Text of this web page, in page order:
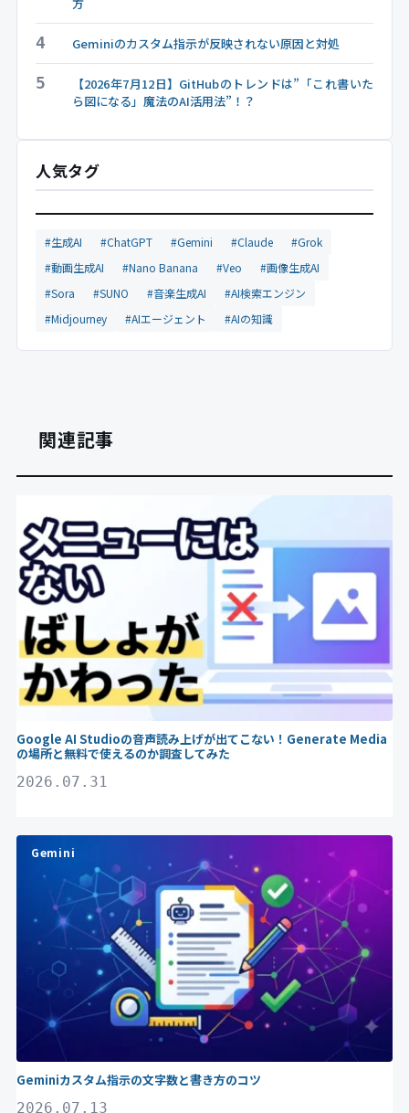
方
4 Geminiのカスタム指示が反映されない原因と対処
5
【2026年7月12日】GitHubのトレンドは”「これ書いた
ら図になる」魔法のAI活用法”！？
人気タグ
#生成AI #ChatGPT #Gemini #Claude
#Grok
#動画生成AI
#Nano Banana #Veo
#画像生成AI
#Sora
#SUNO #音楽生成AI
#AI検索エンジン
#Midjourney
#AIエージェント #AIの知識
関連記事
Google AI Studioの音声読み上げが出てこない！Generate Media
の場所と無料で使えるのか調査してみた
2026.07.31
Gemini
Geminiカスタム指示の文字数と書き方のコツ
2026.07.13